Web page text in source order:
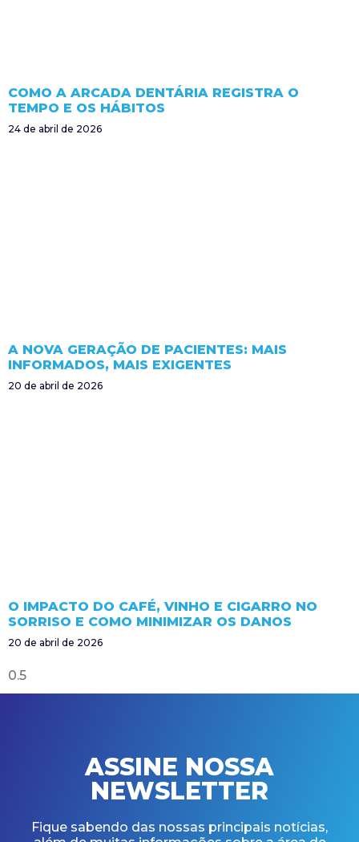
COMO A ARCADA DENTÁRIA REGISTRA O
TEMPO E OS HÁBITOS
24 de abril de 2026
A NOVA GERAÇÃO DE PACIENTES: MAIS
INFORMADOS, MAIS EXIGENTES
20 de abril de 2026
O IMPACTO DO CAFÉ, VINHO E CIGARRO NO
SORRISO E COMO MINIMIZAR OS DANOS
20 de abril de 2026
ASSINE NOSSA
NEWSLETTER
Fique sabendo das nossas principais notícias,